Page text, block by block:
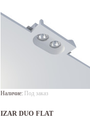
Наличие: Под заказ
IZAR DUO FLAT